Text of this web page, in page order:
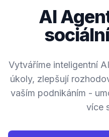
AI
Vytváříme inteligentní
úkoly, zlepšují
vaším podnikáním -
více